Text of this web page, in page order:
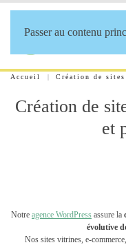
Passer au contenu
Accueil Création de sites
Création de
et
Notre agence WordPress assure la
évolutive
Nos sites vitrines, e-